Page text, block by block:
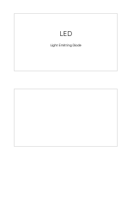
LED
Light Emitting Diode